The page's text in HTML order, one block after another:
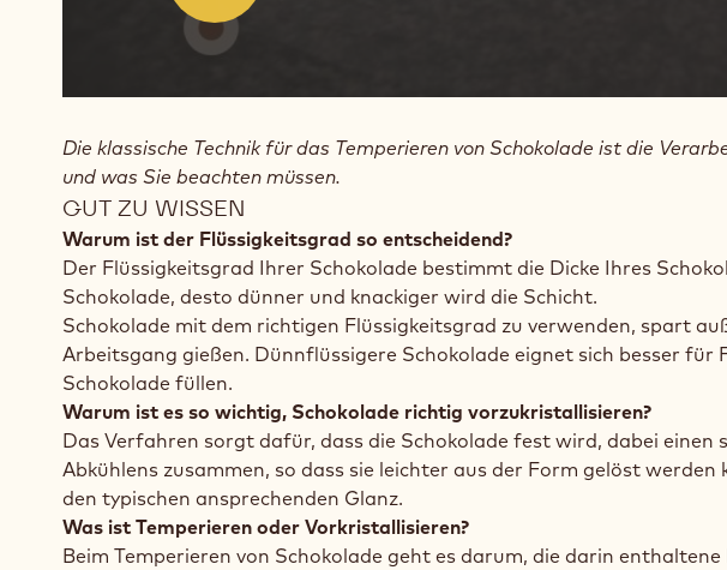
o
:
Die klassische Technik für das Temperieren von Schokolade ist die
und was Sie beachten müssen.
GUT ZU WISSEN
Warum ist der Flüssigkeitsgrad so entscheidend?
Der Flüssigkeitsgrad Ihrer Schokolade bestimmt die Dicke Ihres
Schokolade, desto dünner und knackiger wird die Schicht.
Schokolade mit dem richtigen Flüssigkeitsgrad zu verwenden, spart
Arbeitsgang gießen. Dünnflüssigere Schokolade eignet sich besser
Schokolade füllen.
Warum ist es so wichtig, Schokolade richtig vorzukristallisieren?
Das Verfahren sorgt dafür, dass die Schokolade fest wird, dabei
Abkühlens zusammen, so dass sie leichter aus der Form gelöst
den typischen ansprechenden Glanz.
Was ist Temperieren oder Vorkristallisieren?
Beim Temperieren von Schokolade geht es darum, die darin